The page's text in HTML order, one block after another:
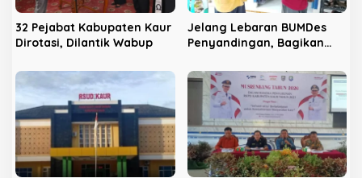
32 Pejabat Kabupaten Kaur
Dirotasi, Dilantik Wabup
Jelang Lebaran BUMDes
Penyandingan, Bagikan